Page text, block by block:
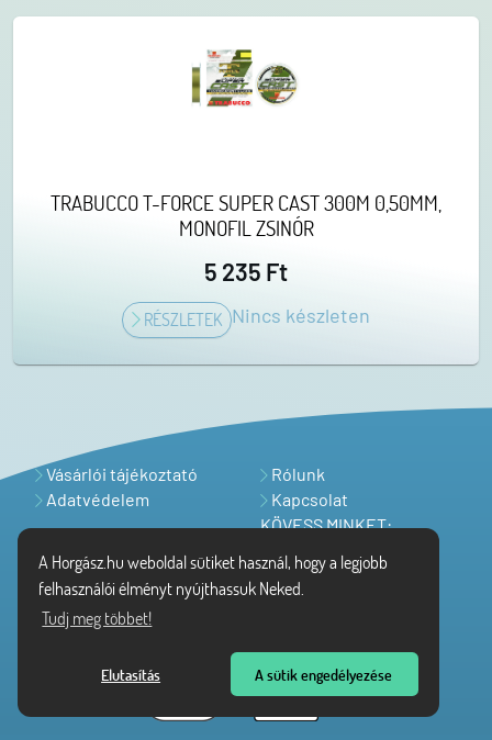
A Horgász.hu weboldal sütiket használ, hogy a legjobb
felhasználói élményt nyújthassuk Neked.
Tudj meg többet!
Elutasítás A sütik engedélyezése
TRABUCCO T-FORCE SUPER CAST 300M 0,50MM,
MONOFIL ZSINÓR
5 235 Ft
RÉSZLETEK Nincs készleten
Vásárlói tájékoztató
Adatvédelem
Rólunk
Kapcsolat
KÖVESS MINKET: